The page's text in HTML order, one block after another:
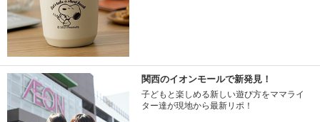
関西のイオンモールで新発見！
子どもと楽しめる新しい遊び方をママライ
ター達が現地から最新リポ！